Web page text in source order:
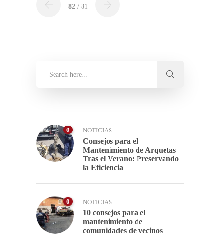
82 / 81
0 NOTICIAS
Consejos para el
Mantenimiento de Arquetas
Tras el Verano: Preservando
la Eficiencia
0 NOTICIAS
10 consejos para el
mantenimiento de
comunidades de vecinos